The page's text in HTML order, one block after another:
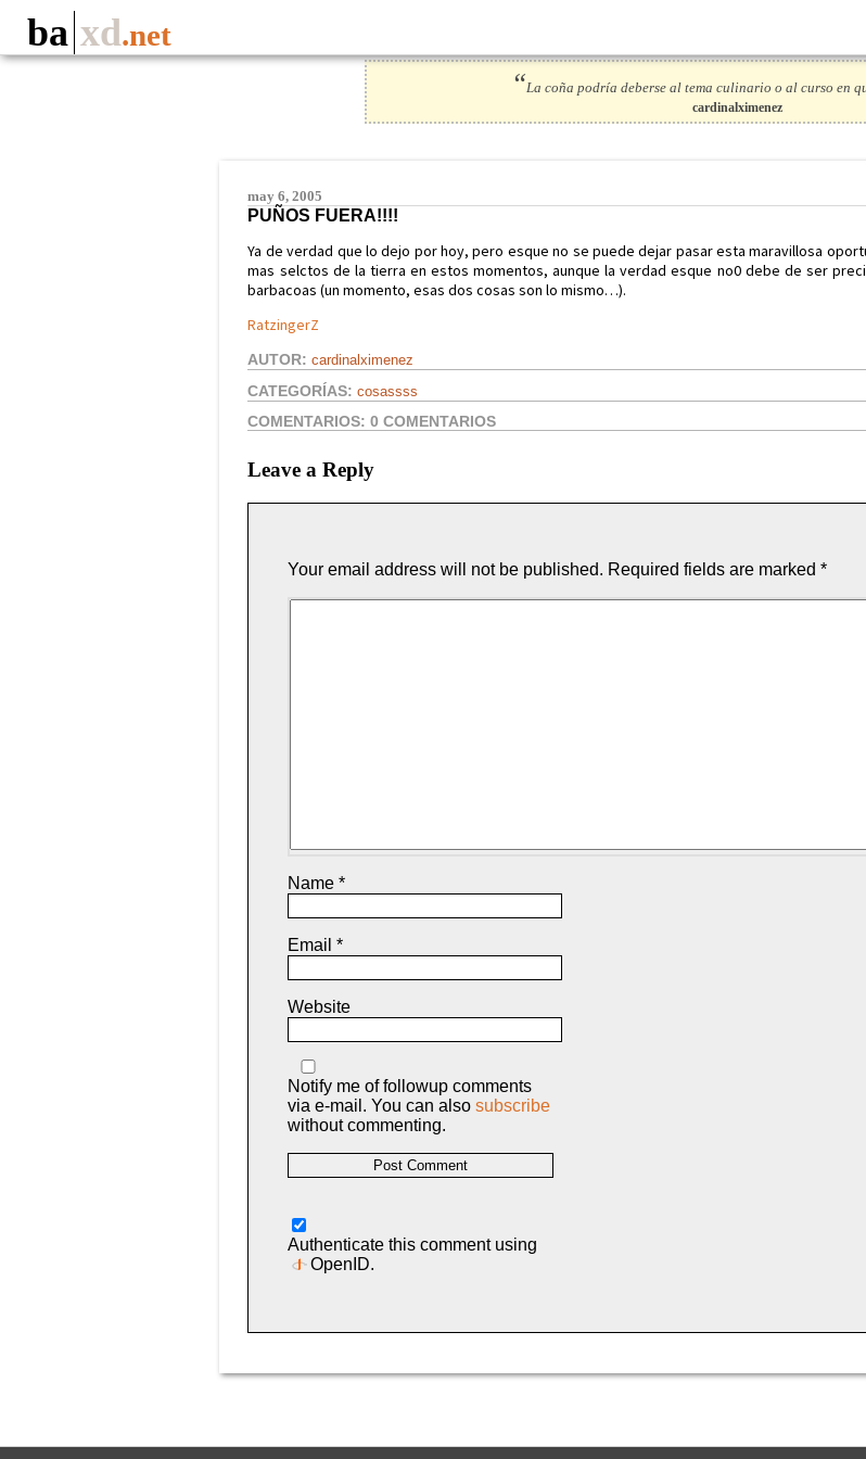
ba xd.net
“La coña podría deberse al tema culinario o al curso en
cardinalximenez
may 6, 2005
PUÑOS FUERA!!!!
Ya de verdad que lo dejo por hoy, pero esque no se puede dejar pasar esta maravillosa
mas selctos de la tierra en estos momentos, aunque la verdad esque no0 debe de ser
barbacoas (un momento, esas dos cosas son lo mismo…).
RatzingerZ
AUTOR: cardinalximenez
CATEGORÍAS: cosassss
COMENTARIOS:0 COMENTARIOS
Leave a Reply
Your email address will not be published. Required fields are marked *
Name *
Email *
Website
Notify me of followup comments
via e-mail. You can also subscribe
without commenting.
Authenticate this comment using
OpenID.